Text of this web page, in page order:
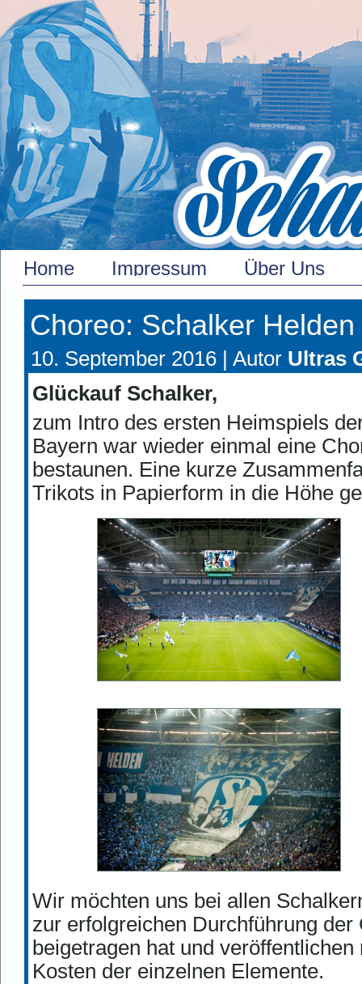
Home Impressum Über Uns
Choreo: Schalker Helden
10. September 2016 | Autor Ultras
Glückauf Schalker,
zum Intro des ersten Heimspiels
Bayern war wieder einmal eine
bestaunen. Eine kurze
Trikots in Papierform in die Höhe
Wir möchten uns bei allen
zur erfolgreichen Durchführung
beigetragen hat und
Kosten der einzelnen Elemente.